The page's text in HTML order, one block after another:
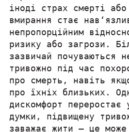
іноді страх смерті або
вмирання стає
непропорційним
ризику або загрози.
зазвичай почуваються
тривожно під час
про смерть, навіть
про їхніх близьких.
дискомфорт переростає
думки, підвищену
заважає жити — це може